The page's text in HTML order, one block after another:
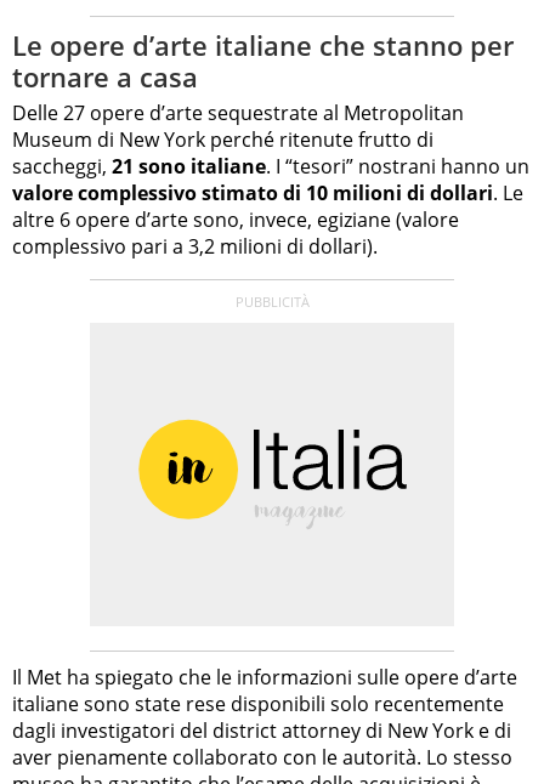
Le opere d’arte italiane che stanno per
tornare a casa
Delle 27 opere d’arte sequestrate al Metropolitan
Museum di New York perché ritenute frutto di
saccheggi, 21 sono italiane. I “tesori” nostrani hanno un
valore complessivo stimato di 10 milioni di dollari. Le
altre 6 opere d’arte sono, invece, egiziane (valore
complessivo pari a 3,2 milioni di dollari).
Il Met ha spiegato che le informazioni sulle opere d’arte
italiane sono state rese disponibili solo recentemente
dagli investigatori del district attorney di New York e di
aver pienamente collaborato con le autorità. Lo stesso